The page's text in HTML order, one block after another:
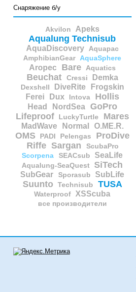
Снаряжение б/у
Akvilon Apeks
Aqualung Technisub
AquaDiscovery Aquapac
AmphibianGear AquaSphere
Aropec Bare Aquatics
Beuchat Cressi Demka
Dexshell DiveRite
Frogskin
Ferei
Dux Intova Hollis
Head NordSea
GoPro
Lifeproof
LuckyTurtle Mares
MadWave Normal O.ME.R.
OMS PADI Pelengas
ProDive
Riffe Sargan
ScubaPro
Scorpena
SEACsub SeaLife
Aqualung-SeaQuest SiTech
SubGear Sporasub SubLife
Suunto Technisub TUSA
Waterproof XSScuba
все производители